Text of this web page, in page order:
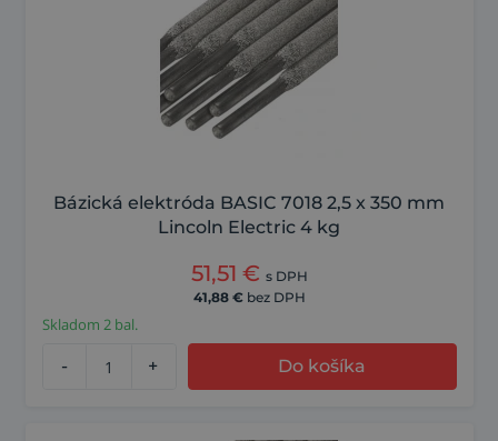
Bázická elektróda BASIC 7018 2,5 x 350 mm
Lincoln Electric 4 kg
51,51 € s DPH
41,88 € bez DPH
Skladom 2 bal.
- + Do košíka